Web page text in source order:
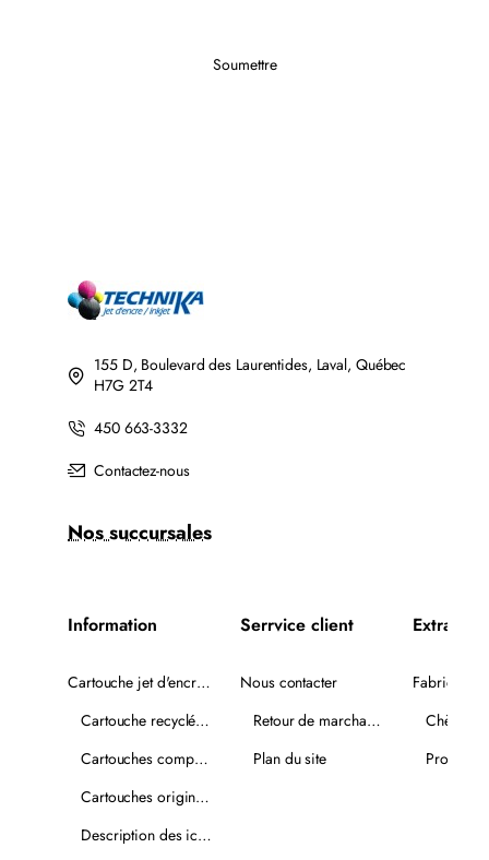
Soumettre
155 D, Boulevard des Laurentides, Laval, Québec
H7G 2T4
450 663-3332
Contactez-nous
Nos succursales
Information
Cartouche jet d'encre recyclée
Cartouche recyclée PLUS
Cartouches compatibles
Cartouches originales
Description des icônes
Serrvice client
Nous contacter
Retour de marchandise
Plan du site
Extra
Fabricants